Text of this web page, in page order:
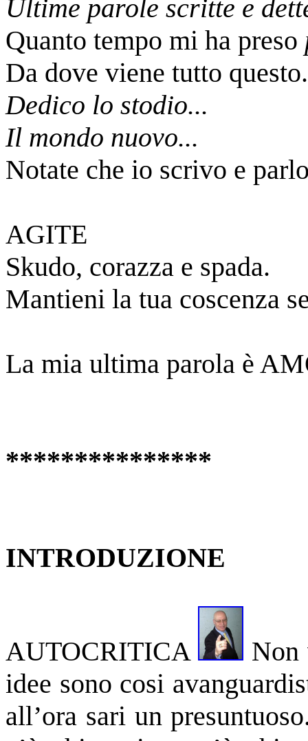
Ultime parole scritte e
Quanto tempo mi ha preso
Da dove viene tutto
Dedico lo stodio...
Il mondo nuovo...
Notate che io scrivo e
AGITE
Skudo, corazza e spada.
Mantieni la tua coscenza
La mia ultima parola è
***************
INTRODUZIONE
AUTOCRITICA
Non
idee sono cosi
all’ora sari un